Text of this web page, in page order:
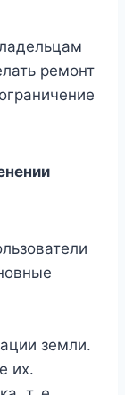
ремонт
земли.
их.